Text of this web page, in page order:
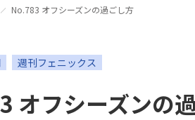
サイトのご利用について
No.783 オフシーズンの過ごし方
週刊フェニックス
オフシーズンの